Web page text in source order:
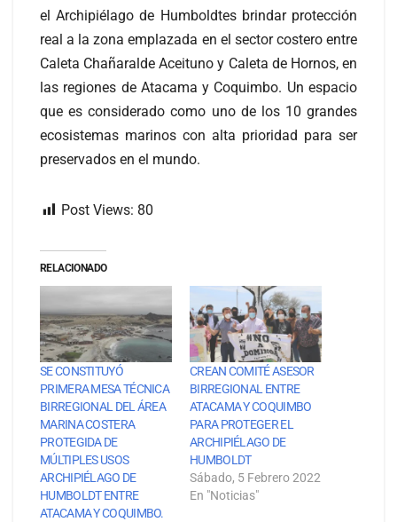
el Archipiélago de Humboldtes brindar protección
real a la zona emplazada en el sector costero entre
Caleta Chañaralde Aceituno y Caleta de Hornos, en
las regiones de Atacama y Coquimbo. Un espacio
que es considerado como uno de los 10 grandes
ecosistemas marinos con alta prioridad para ser
preservados en el mundo.
Post Views: 80
RELACIONADO
SE CONSTITUYÓ
PRIMERA MESA TÉCNICA
BIRREGIONAL DEL ÁREA
MARINA COSTERA
PROTEGIDA DE
MÚLTIPLES USOS
ARCHIPIÉLAGO DE
HUMBOLDT ENTRE
ATACAMA Y COQUIMBO.
CREAN COMITÉ ASESOR
BIRREGIONAL ENTRE
ATACAMA Y COQUIMBO
PARA PROTEGER EL
ARCHIPIÉLAGO DE
HUMBOLDT
Sábado, 5 Febrero 2022
En "Noticias"